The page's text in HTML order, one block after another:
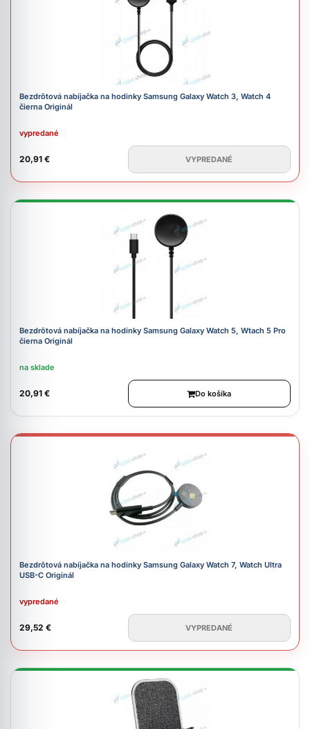
Bezdrôtová nabíjačka na hodinky Samsung Galaxy Watch 3, Watch 4
čierna Originál
vypredané
20,91 € VYPREDANÉ
Bezdrôtová nabíjačka na hodinky Samsung Galaxy Watch 5, Wtach 5 Pro
čierna Originál
na sklade
20,91 € Do košíka
Bezdrôtová nabíjačka na hodinky Samsung Galaxy Watch 7, Watch Ultra
USB-C Originál
vypredané
29,52 € VYPREDANÉ